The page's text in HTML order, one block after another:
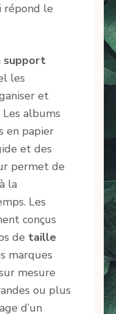
répond le
support
les
et
albums
en papier
et des
permet de
la
Les
conçus
de taille
marques
mesure
ou plus
d’un